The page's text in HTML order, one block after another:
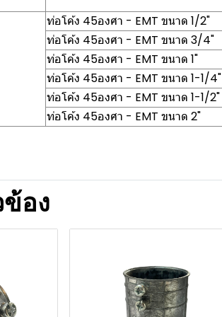
ท่อโค้ง 45องศา - EMT ขนาด 1/2"
ท่อโค้ง 45องศา - EMT ขนาด 3/4"
ท่อโค้ง 45องศา - EMT ขนาด 1"
ท่อโค้ง 45องศา - EMT ขนาด 1-1/4"
ท่อโค้ง 45องศา - EMT ขนาด 1-1/2"
ท่อโค้ง 45องศา - EMT ขนาด 2"
อง